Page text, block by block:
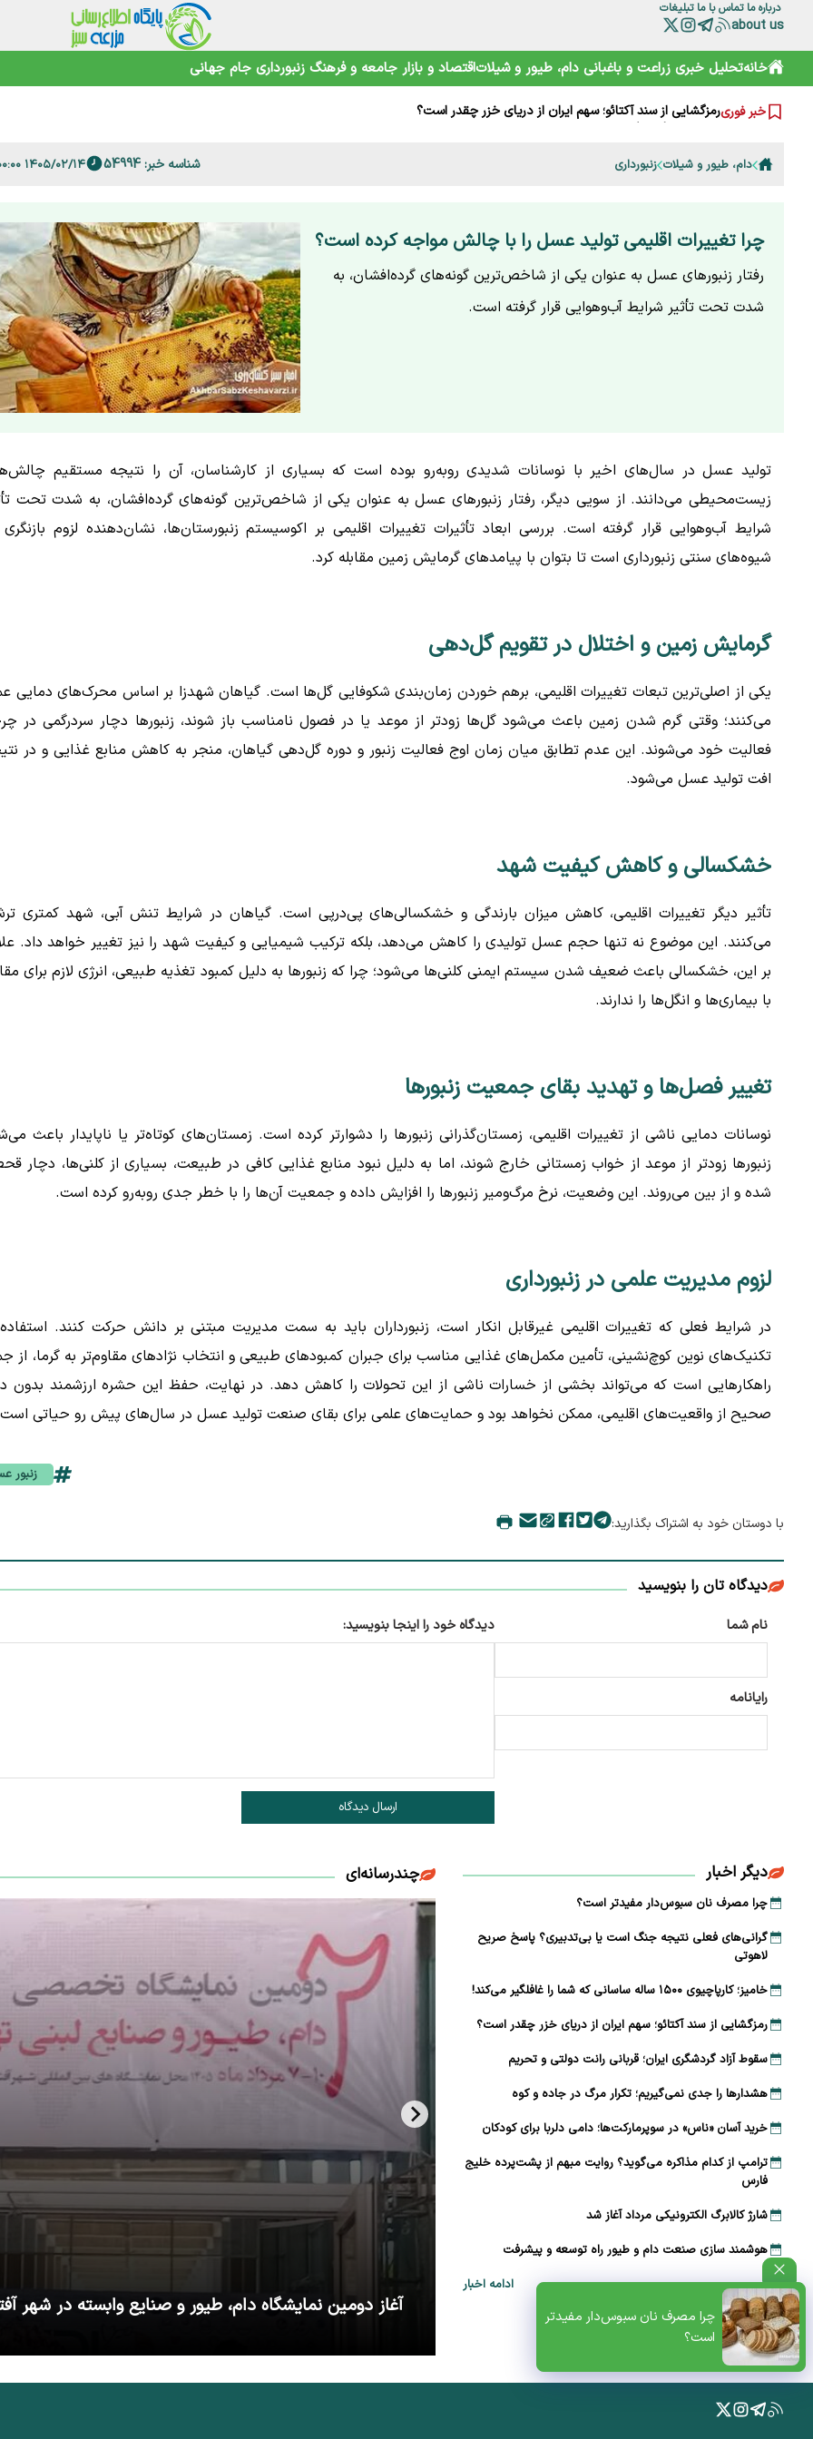
درباره ما تماس با ما تبلیغات
about us
خانهتحلیل خبری زراعت و باغبانی دام، طیور و شیلاتاقتصاد و بازار جامعه و فرهنگ زنبورداری جام جهانی
خبر فوری
چرا مصرف نان سبوس‌دار مفیدتر است؟
گرانی‌های فعلی نتیجه جنگ است یا بی‌تدبیری؟ پاسخ صریح لاهوتی
رمزگشایی از سند آکتائو؛ سهم ایران از دریای خزر چقدر است؟
خرید آسان «ناس» در سوپرمارکت‌ها؛ دامی دلربا برای کودکان
چرا مصرف نان سبوس‌دار مفیدتر
است؟
دام، طیور و شیلات زنبورداری شناسه خبر: 54994 ۱۴۰۵/۰۲/۱۴ ۲۱:۰۰:۰۰
چرا تغییرات اقلیمی تولید عسل را با چالش مواجه کرده است؟
رفتار زنبورهای عسل به عنوان یکی از شاخص‌ترین گونه‌های گرده‌افشان، به
شدت تحت تأثیر شرایط آب‌وهوایی قرار گرفته است.
تولید عسل در سال‌های اخیر با نوسانات شدیدی روبه‌رو بوده است که بسیاری از کارشناسان، آن را نتیجه مستقیم
زیست‌محیطی می‌دانند. از سویی دیگر، رفتار زنبورهای عسل به عنوان یکی از شاخص‌ترین گونه‌های گرده‌افشان، به شدت تحت
شرایط آب‌وهوایی قرار گرفته است. بررسی ابعاد تأثیرات تغییرات اقلیمی بر اکوسیستم زنبورستان‌ها، نشان‌دهنده لزوم بازنگری
شیوه‌های سنتی زنبورداری است تا بتوان با پیامدهای گرمایش زمین مقابله کرد.
گرمایش زمین و اختلال در تقویم گل‌دهی
یکی از اصلی‌ترین تبعات تغییرات اقلیمی، برهم خوردن زمان‌بندی شکوفایی گل‌ها است. گیاهان شهد‌زا بر اساس محرک‌های دمایی
می‌کنند؛ وقتی گرم شدن زمین باعث می‌شود گل‌ها زودتر از موعد یا در فصول نامناسب باز شوند، زنبورها دچار سردرگمی در
فعالیت خود می‌شوند. این عدم تطابق میان زمان اوج فعالیت زنبور و دوره گل‌دهی گیاهان، منجر به کاهش منابع غذایی و در
افت تولید عسل می‌شود.
خشکسالی و کاهش کیفیت شهد
تأثیر دیگر تغییرات اقلیمی، کاهش میزان بارندگی و خشکسالی‌های پی‌درپی است. گیاهان در شرایط تنش آبی، شهد کمتری
می‌کنند. این موضوع نه تنها حجم عسل تولیدی را کاهش می‌دهد، بلکه ترکیب شیمیایی و کیفیت شهد را نیز تغییر خواهد داد.
بر این، خشکسالی باعث ضعیف شدن سیستم ایمنی کلنی‌ها می‌شود؛ چرا که زنبورها به دلیل کمبود تغذیه طبیعی، انرژی لازم برای
با بیماری‌ها و انگل‌ها را ندارند.
تغییر فصل‌ها و تهدید بقای جمعیت زنبورها
نوسانات دمایی ناشی از تغییرات اقلیمی، زمستان‌گذرانی زنبورها را دشوارتر کرده است. زمستان‌های کوتاه‌تر یا ناپایدار باعث
زنبورها زودتر از موعد از خواب زمستانی خارج شوند، اما به دلیل نبود منابع غذایی کافی در طبیعت، بسیاری از کلنی‌ها، دچار
شده و از بین می‌روند. این وضعیت، نرخ مرگ‌ومیر زنبورها را افزایش داده و جمعیت آن‌ها را با خطر جدی روبه‌رو کرده است.
لزوم مدیریت علمی در زنبورداری
در شرایط فعلی که تغییرات اقلیمی غیرقابل انکار است، زنبورداران باید به سمت مدیریت مبتنی بر دانش حرکت کنند. استفاده
تکنیک‌های نوین کوچ‌نشینی، تأمین مکمل‌های غذایی مناسب برای جبران کمبودهای طبیعی و انتخاب نژادهای مقاوم‌تر به گرما، از
راهکارهایی است که می‌تواند بخشی از خسارات ناشی از این تحولات را کاهش دهد. در نهایت، حفظ این حشره ارزشمند بدون
صحیح از واقعیت‌های اقلیمی، ممکن نخواهد بود و حمایت‌های علمی برای بقای صنعت تولید عسل در سال‌های پیش رو حیاتی
زنبور
با دوستان خود به اشتراک بگذارید:
دیدگاه تان را بنویسید
نام شما
رایانامه
دیدگاه خود را اینجا بنویسید:
ارسال دیدگاه
دیگر اخبار
چرا مصرف نان سبوس‌دار مفیدتر است؟
گرانی‌های فعلی نتیجه جنگ است یا بی‌تدبیری؟ پاسخ صریح
لاهوتی
خامیز؛ کارپاچیوی ۱۵۰۰ ساله ساسانی که شما را غافلگیر می‌کند!
رمزگشایی از سند آکتائو؛ سهم ایران از دریای خزر چقدر است؟
سقوط آزاد گردشگری ایران؛ قربانی رانت دولتی و تحریم
هشدارها را جدی نمی‌گیریم؛ تکرار مرگ در جاده و کوه
خرید آسان «ناس» در سوپرمارکت‌ها؛ دامی دلربا برای کودکان
ترامپ از کدام مذاکره می‌گوید؟ روایت مبهم از پشت‌پرده خلیج
فارس
شارژ کالابرگ الکترونیکی مرداد آغاز شد
هوشمند سازی صنعت دام و طیور راه توسعه و پیشرفت
ادامه اخبار
چندرسانه‌ای
آغاز دومین نمایشگاه دام، طیور و صنایع وابسته در شهر